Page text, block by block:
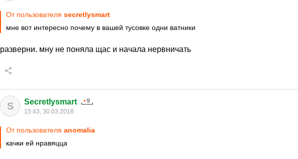
От пользователя secretlysmart
мне вот интересно почему в вашей тусовке одни ватники
разверни. мну не поняла щас и начала нервничать
S Secretlysmart
15:43, 30.03.2018
От пользователя anomalia
качки ей нравяцца